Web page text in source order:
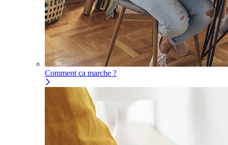
Comment ça marche ?